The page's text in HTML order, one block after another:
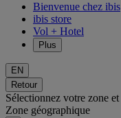
Bienvenue chez ibis
ibis store
Vol + Hotel
Plus
EN
Retour
Sélectionnez votre zone
Zone géographique